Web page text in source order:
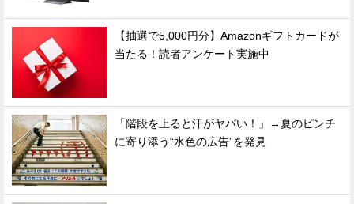
【抽選で5,000円分】Amazonギフトカードが
当たる！読者アンケート実施中
「階段を上ると汗がヤバい！」→夏のピンチ
に寄り添う“水色の広告”を発見